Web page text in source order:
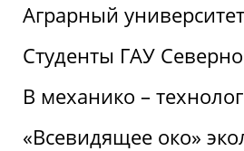
Аграрный
Студенты ГАУ
В механико –
«Всевидящее око»